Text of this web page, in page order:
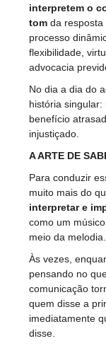
interpretem o
tom da resposta
processo
flexibilidade,
advocacia
No dia a dia do
história
benefício
injustiçado.
A ARTE DE
Para conduzir
muito mais do
interpretar e
como um
meio da melodia.
Às vezes,
pensando no
comunicação
quem disse a
imediatamente
disse.